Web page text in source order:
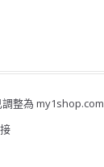
整為 my1shop.com